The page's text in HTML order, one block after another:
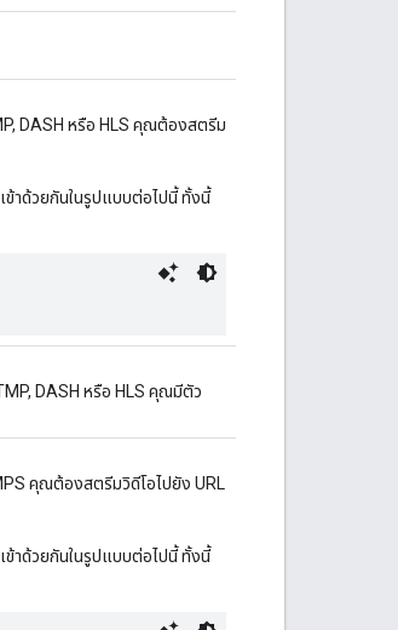
DASH หรือ HLS คุณต้องสตรีม
าด้วยกันในรูปแบบต่อไปนี้ ทั้งนี้
DASH หรือ HLS คุณมีตัว
คุณต้องสตรีมวิดีโอไปยัง URL
าด้วยกันในรูปแบบต่อไปนี้ ทั้งนี้